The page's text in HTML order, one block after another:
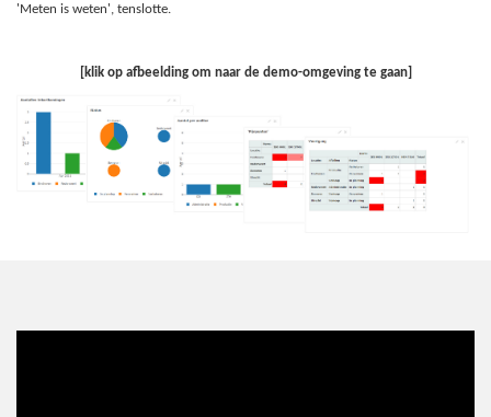
'Meten is weten', tenslotte.
[klik op afbeelding om naar de demo-omgeving te gaan]